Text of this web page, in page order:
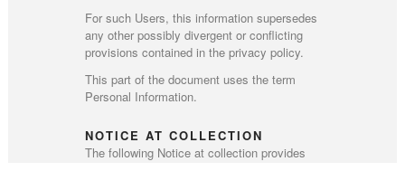
For such Users, this information supersedes
any other possibly divergent or conflicting
provisions contained in the privacy policy.
This part of the document uses the term
Personal Information.
NOTICE AT COLLECTION
The following Notice at collection provides